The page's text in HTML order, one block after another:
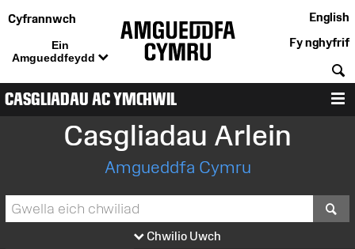
Cyfrannwch
Ein
Amgueddfeydd
English
Fy nghyfrif
CASGLIADAU AC YMCHWIL
Casgliadau Arlein
Amgueddfa Cymru
Chwilio Uwch